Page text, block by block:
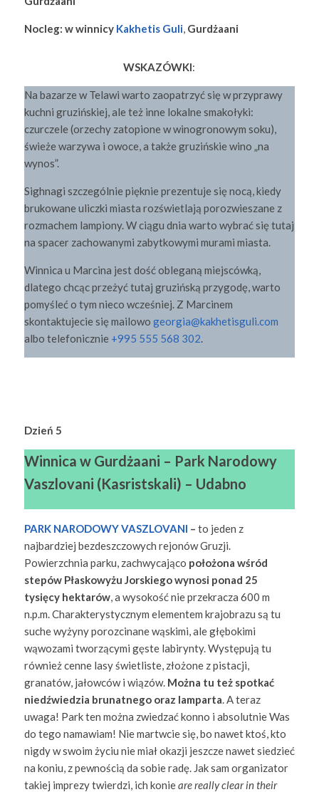
Nocleg: w winnicy Kakhetis Guli, Gurdżaani
WSKAZÓWKI:
Na bazarze w Telawi warto zaopatrzyć się w przyprawy
kuchni gruzińskiej, ale też inne lokalne smakołyki:
czurczele (orzechy zatopione w winogronowym soku),
świeże warzywa i owoce, a także gruzińskie wino „na
wynos”.
Sighnagi szczególnie pięknie prezentuje się nocą, kiedy
brukowane uliczki miasta rozświetlają porozwieszane z
rozmachem lampiony. W ciągu dnia warto wybrać się tutaj
na spacer zachowanymi zabytkowymi murami miasta.
Winnica u Marcina jest dość obleganą miejscówką,
dlatego chcąc przeżyć tutaj gruzińską przygodę, warto
pomyśleć o tym nieco wcześniej. Z Marcinem
skontaktujecie się mailowo georgia@kakhetisguli.com
albo telefonicznie +995 555 568 302.
Dzień 5
Winnica w Gurdżaani – Park Narodowy
Vaszlovani (Kasristskali) – Udabno
PARK NARODOWY VASZLOVANI – to jeden z
najbardziej bezdeszczowych rejonów Gruzji.
Powierzchnia parku, zachwycająco położona wśród
stepów Płaskowyżu Jorskiego wynosi ponad 25
tysięcy hektarów, a wysokość nie przekracza 600 m
n.p.m. Charakterystycznym elementem krajobrazu są tu
suche wyżyny porozcinane wąskimi, ale głębokimi
wąwozami tworzącymi gęste labirynty. Występują tu
również cenne lasy świetliste, złożone z pistacji,
granatów, jałowców i wiązów. Można tu też spotkać
niedźwiedzia brunatnego oraz lamparta. A teraz
uwaga! Park ten można zwiedzać konno i absolutnie Was
do tego namawiam! Nie martwcie się, bo nawet ktoś, kto
nigdy w swoim życiu nie miał okazji jeszcze nawet siedzieć
na koniu, z pewnością da sobie radę. Jak sam organizator
takiej imprezy twierdzi, ich konieare really clear in their